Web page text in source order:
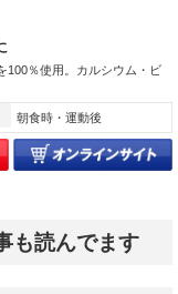
100％使用。カルシウム・ビ
朝食時・運動後
も読んでます